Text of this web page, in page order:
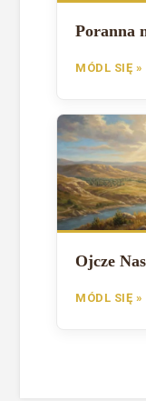
Poranna
MÓDL SIĘ »
Ojcze
MÓDL SIĘ »